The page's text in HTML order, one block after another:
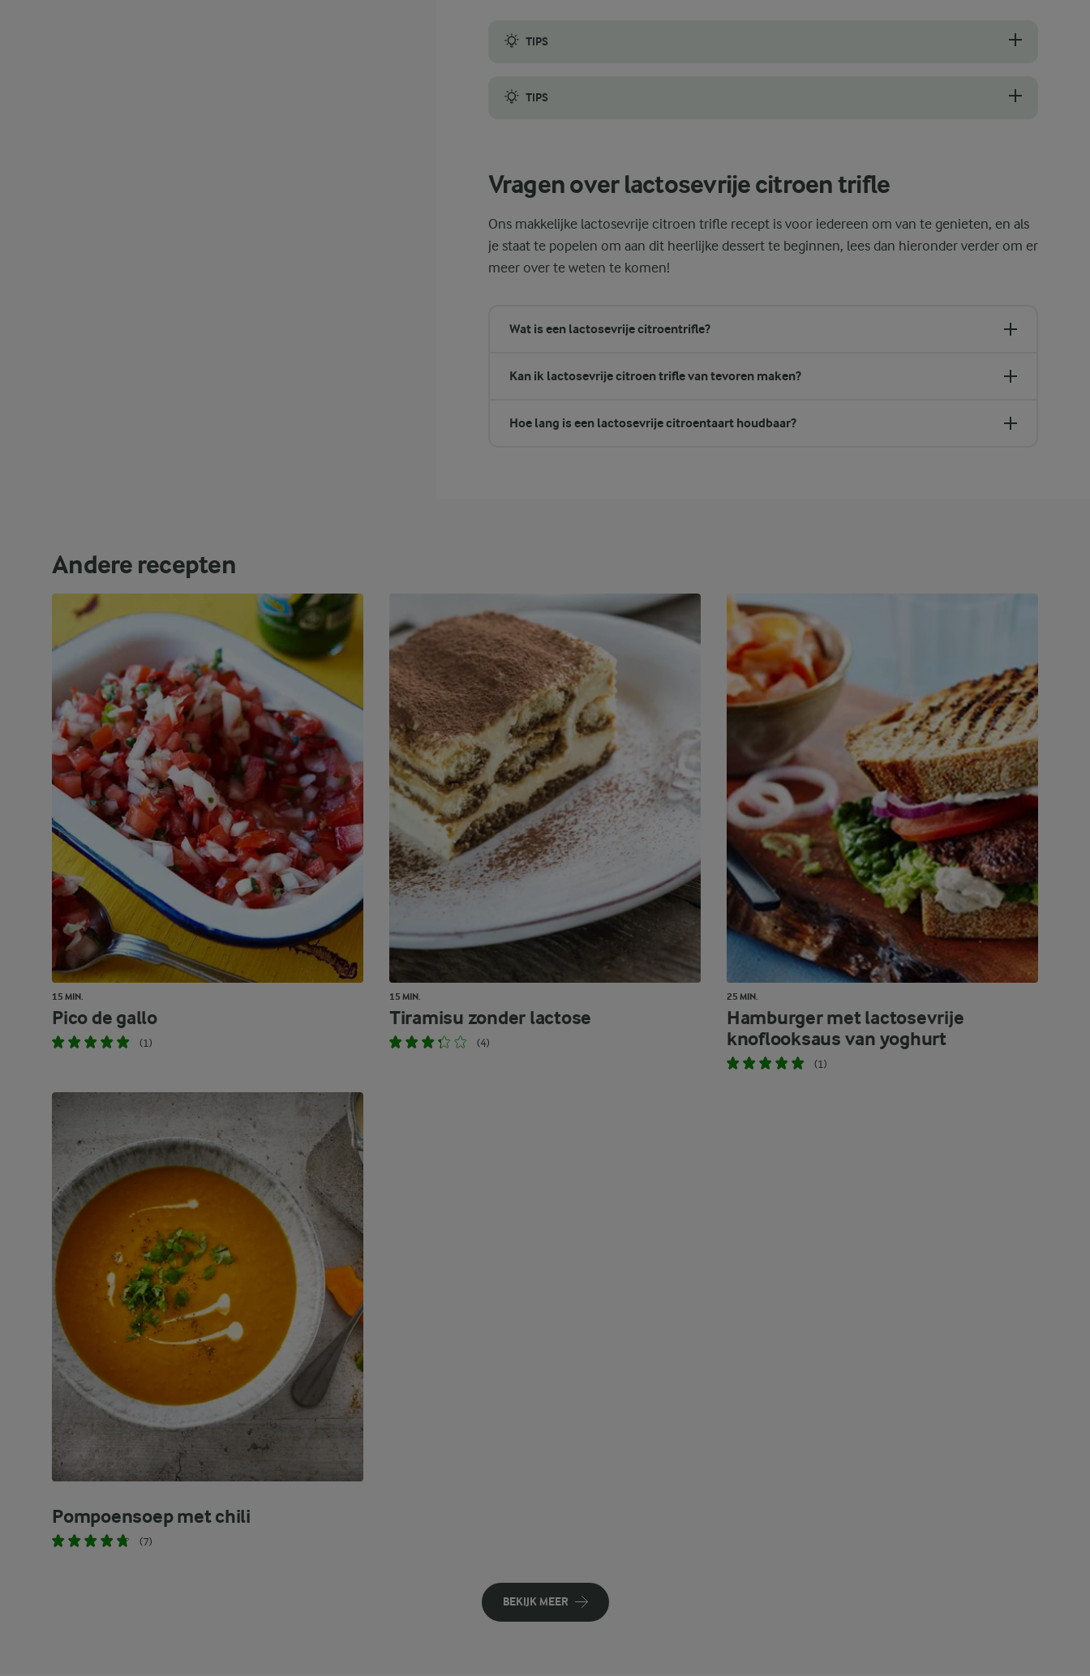
TIPS
TIPS
Vragen over lactosevrije citroen trifle
Ons makkelijke lactosevrije citroen trifle recept is voor iedereen om van te genieten, en als
je staat te popelen om aan dit heerlijke dessert te beginnen, lees dan hieronder verder om er
meer over te weten te komen!
Wat is een lactosevrije citroentrifle?
Kan ik lactosevrije citroen trifle van tevoren maken?
Hoe lang is een lactosevrije citroentaart houdbaar?
Andere recepten
15 MIN.
Pico de gallo
(1)
15 MIN.
Tiramisu zonder lactose
(4)
25 MIN.
Hamburger met lactosevrije
knoflooksaus van yoghurt
(1)
Pompoensoep met chili
(7)
BEKIJK MEER